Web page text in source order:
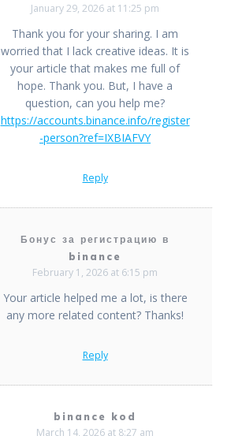
January 29, 2026 at 11:25 pm
Thank you for your sharing. I am
worried that I lack creative ideas. It is
your article that makes me full of
hope. Thank you. But, I have a
question, can you help me?
https://accounts.binance.info/register
-person?ref=IXBIAFVY
Reply
Бонус за регистрацию в
binance
February 1, 2026 at 6:15 pm
Your article helped me a lot, is there
any more related content? Thanks!
Reply
binance kod
March 14, 2026 at 8:27 am